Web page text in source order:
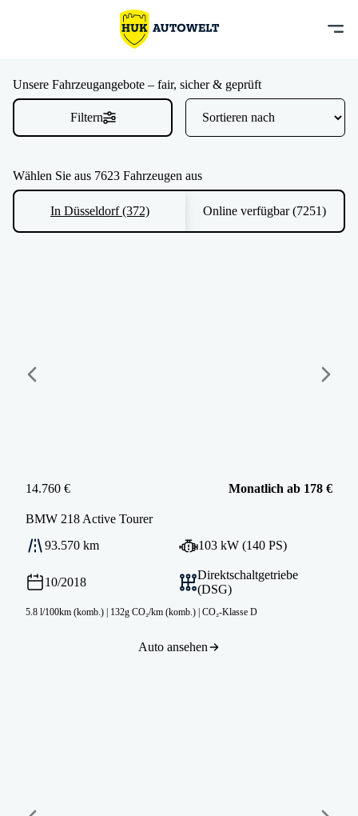
Unsere Fahrzeugangebote – fair, sicher & geprüft
Filtern
Wählen Sie aus 7623 Fahrzeugen aus
In Düsseldorf (372) Online verfügbar (7251)
14.760 € Monatlich ab 178 €
BMW 218 Active Tourer
93.570 km
103 kW (140 PS)
10/2018
Direktschaltgetriebe
(DSG)
5.8 l/100km (komb.) | 132g CO₂/km (komb.) | CO₂-Klasse D
Auto ansehen